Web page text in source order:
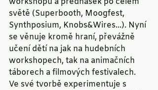
světě (Superbooth, Moogfest,
Synthposium, Knobs&Wires...). Nyní
se věnuje kromě hraní, převážně
učení dětí na jak na hudebních
workshopech, tak na animačních
táborech a filmových festivalech.
Ve své tvorbě experimentuje s